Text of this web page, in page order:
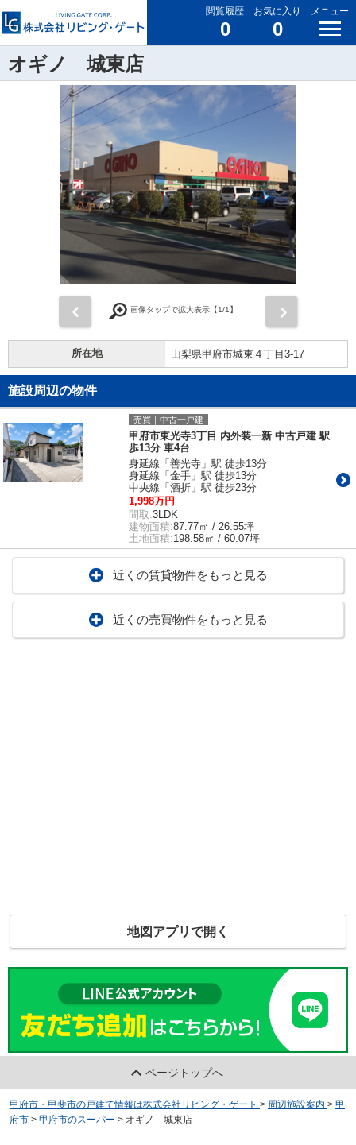
閲覧履歴
0
お気に入り
0
メニュー
オギノ 城東店
画像タップで拡大表示【1/1】
所在地 山梨県甲府市城東４丁目3-17
施設周辺の物件
売買｜中古一戸建
甲府市東光寺3丁目 内外装一新 中古戸建 駅
歩13分 車4台
身延線「善光寺」駅 徒歩13分
身延線「金手」駅 徒歩13分
中央線「酒折」駅 徒歩23分
1,998万円
間取:3LDK
建物面積:87.77㎡ / 26.55坪
土地面積:198.58㎡ / 60.07坪
近くの賃貸物件をもっと見る
近くの売買物件をもっと見る
地図アプリで開く
ページトップへ
甲府市・甲斐市の戸建て情報は株式会社リビング・ゲート > 周辺施設案内 > 甲
府市 > 甲府市のスーパー > オギノ 城東店